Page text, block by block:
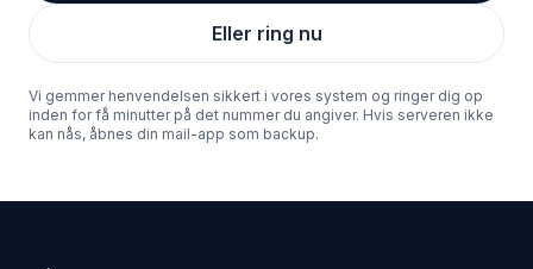
Eller ring nu
Vi gemmer henvendelsen sikkert i vores system og ringer dig op
inden for få minutter på det nummer du angiver. Hvis serveren ikke
kan nås, åbnes din mail-app som backup.